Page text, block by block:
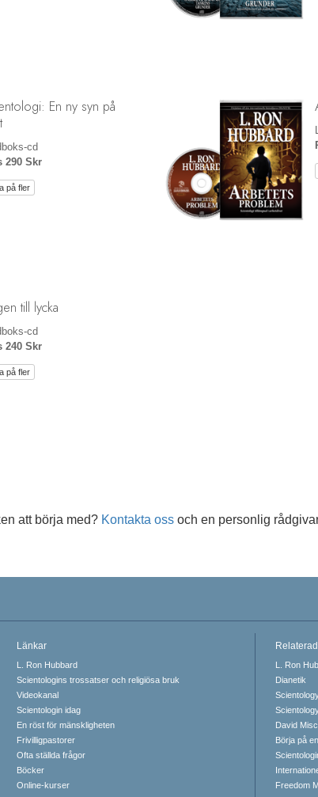
En ny syn på
cd
290 Skr
på fler
till lycka
cd
240 Skr
på fler
att börja med? Kontakta oss och en personlig
Länkar
L. Ron Hubbard
Scientologins trossatser och religiösa bruk
Videokanal
Scientologin idag
En röst för mänskligheten
Frivilligpastorer
Ofta ställda frågor
Böcker
Online-kurser
L. Ron
Dianetik
David
Börja på
Freedom